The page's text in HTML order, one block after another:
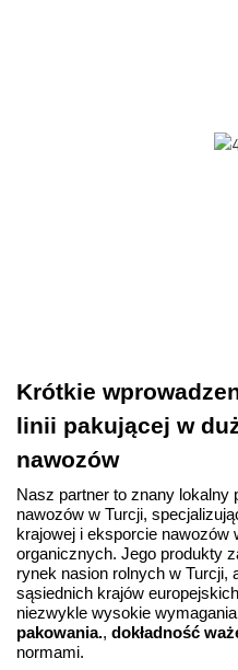
Krótkie
linii pakującej w
nawozów
Nasz partner to znany lokalny
nawozów w Turcji,
krajowej i eksporcie nawozów
organicznych. Jego produkty
rynek nasion rolnych w Turcji,
sąsiednich krajów
niezwykle wysokie
pakowania., dokładność
normami.